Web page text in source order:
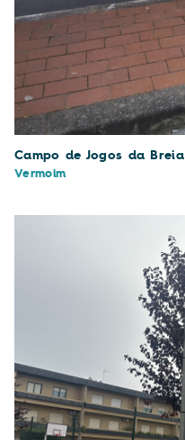
Campo de Jogos da Breia
Vermoim